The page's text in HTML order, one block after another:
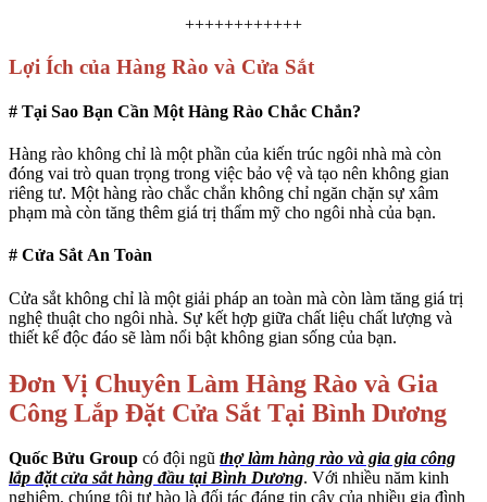
++++++++++++
Lợi Ích của Hàng Rào và Cửa Sắt
# Tại Sao Bạn Cần Một Hàng Rào Chắc Chắn?
Hàng rào không chỉ là một phần của kiến trúc ngôi nhà mà còn
đóng vai trò quan trọng trong việc bảo vệ và tạo nên không gian
riêng tư. Một hàng rào chắc chắn không chỉ ngăn chặn sự xâm
phạm mà còn tăng thêm giá trị thẩm mỹ cho ngôi nhà của bạn.
# Cửa Sắt An Toàn
Cửa sắt không chỉ là một giải pháp an toàn mà còn làm tăng giá trị
nghệ thuật cho ngôi nhà. Sự kết hợp giữa chất liệu chất lượng và
thiết kế độc đáo sẽ làm nổi bật không gian sống của bạn.
Đơn Vị Chuyên Làm Hàng Rào và Gia
Công Lắp Đặt Cửa Sắt Tại Bình Dương
Quốc Bửu Group có đội ngũ thợ làm hàng rào và gia gia công
lắp đặt cửa sắt hàng đầu tại Bình Dương. Với nhiều năm kinh
nghiệm, chúng tôi tự hào là đối tác đáng tin cậy của nhiều gia đình